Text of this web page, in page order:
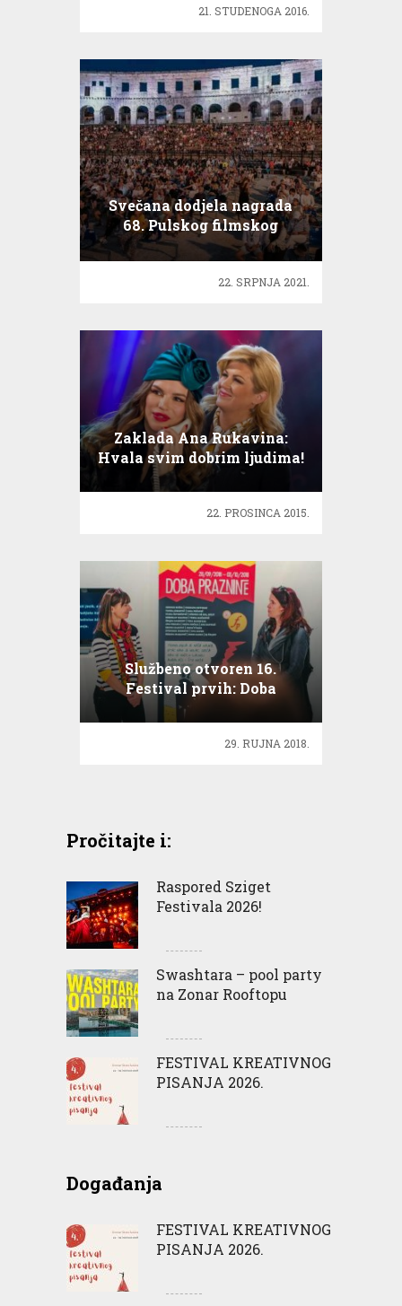
21. STUDENOGA 2016.
Svečana dodjela nagrada
68. Pulskog filmskog
festivala
22. SRPNJA 2021.
Zaklada Ana Rukavina:
Hvala svim dobrim ljudima!
22. PROSINCA 2015.
Službeno otvoren 16.
Festival prvih: Doba
praznine ušuljalo se u Knap
29. RUJNA 2018.
Pročitajte i:
Raspored Sziget
Festivala 2026!
Swashtara – pool party
na Zonar Rooftopu
FESTIVAL KREATIVNOG
PISANJA 2026.
Događanja
FESTIVAL KREATIVNOG
PISANJA 2026.